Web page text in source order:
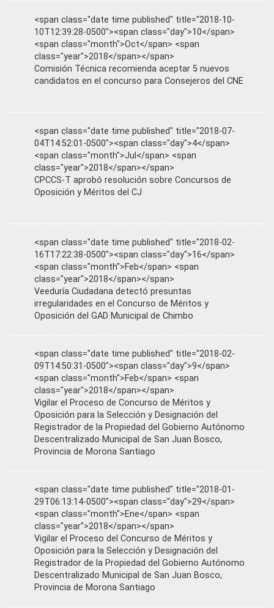
<span class="date time published" title="2018-10-
10T12:39:28-0500"><span class="day">10</span>
<span class="month">Oct</span> <span
class="year">2018</span></span>
Comisión Técnica recomienda aceptar 5 nuevos
candidatos en el concurso para Consejeros del CNE
<span class="date time published" title="2018-07-
04T14:52:01-0500"><span class="day">4</span>
<span class="month">Jul</span> <span
class="year">2018</span></span>
CPCCS-T aprobó resolución sobre Concursos de
Oposición y Méritos del CJ
<span class="date time published" title="2018-02-
16T17:22:38-0500"><span class="day">16</span>
<span class="month">Feb</span> <span
class="year">2018</span></span>
Veeduría Ciudadana detectó presuntas
irregularidades en el Concurso de Méritos y
Oposición del GAD Municipal de Chimbo
<span class="date time published" title="2018-02-
09T14:50:31-0500"><span class="day">9</span>
<span class="month">Feb</span> <span
class="year">2018</span></span>
Vigilar el Proceso de Concurso de Méritos y
Oposición para la Selección y Designación del
Registrador de la Propiedad del Gobierno Autónomo
Descentralizado Municipal de San Juan Bosco,
Provincia de Morona Santiago
<span class="date time published" title="2018-01-
29T06:13:14-0500"><span class="day">29</span>
<span class="month">Ene</span> <span
class="year">2018</span></span>
Vigilar el Proceso del Concurso de Méritos y
Oposición para la Selección y Designación del
Registrador de la Propiedad del Gobierno Autónomo
Descentralizado Municipal de San Juan Bosco,
Provincia de Morona Santiago